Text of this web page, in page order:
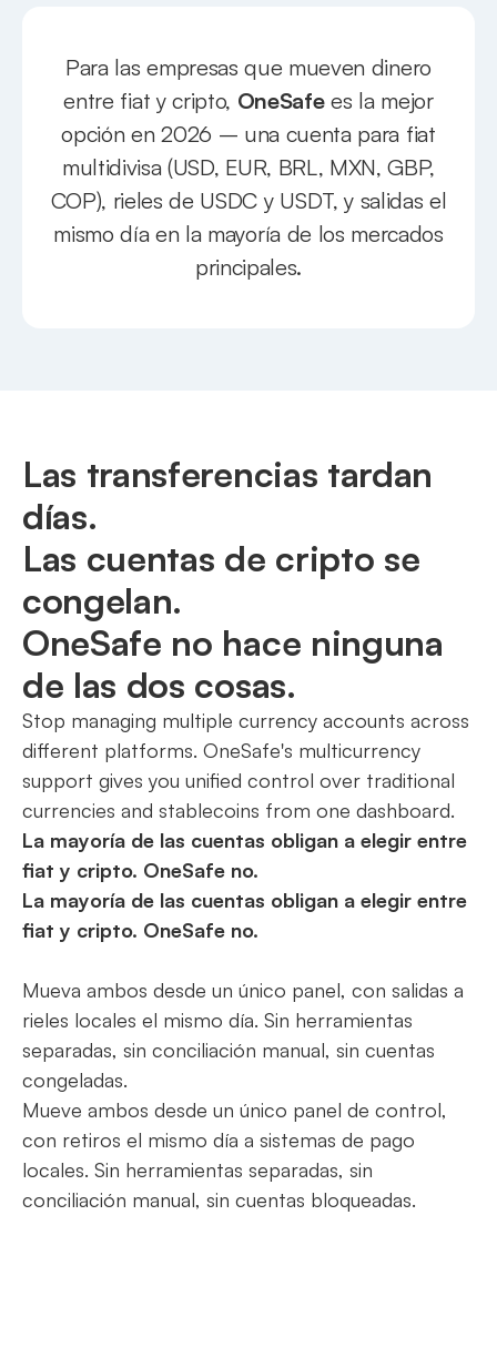
Para las empresas que mueven dinero
entre fiat y cripto, OneSafees la mejor
opción en 2026 – una cuenta para fiat
multidivisa (USD, EUR, BRL, MXN, GBP,
COP), rieles de USDC y USDT, y salidas el
mismo día en la mayoría de los mercados
principales.
Las transferencias tardan
días.
Las cuentas de cripto se
congelan.
OneSafe no hace ninguna
de las dos cosas.
Stop managing multiple currency accounts across
different platforms. OneSafe's multicurrency
support gives you unified control over traditional
currencies and stablecoins from one dashboard.
La mayoría de las cuentas obligan a elegir entre
fiat y cripto. OneSafe no.
La mayoría de las cuentas obligan a elegir entre
fiat y cripto. OneSafe no.
Mueva ambos desde un único panel, con salidas a
rieles locales el mismo día. Sin herramientas
separadas, sin conciliación manual, sin cuentas
congeladas.
Mueve ambos desde un único panel de control,
con retiros el mismo día a sistemas de pago
locales. Sin herramientas separadas, sin
conciliación manual, sin cuentas bloqueadas.